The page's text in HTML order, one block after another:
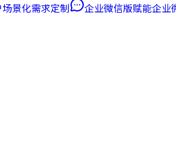
景化需求定制 企业微信版赋能企业